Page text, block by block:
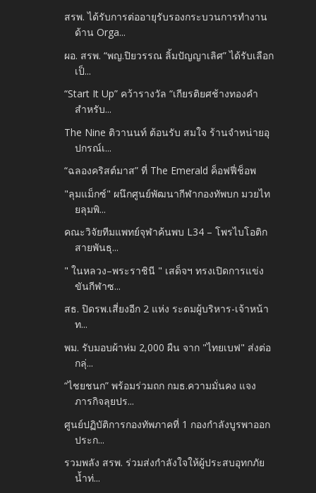
สรพ. ได้รับการต่ออายุรับรองกระบวนการทำงาน
ด้าน Orga...
ผอ. สรพ. “พญ.ปิยวรรณ ลิ้มปัญญาเลิศ” ได้รับเลือก
เป็...
“Start It Up” คว้ารางวัล “เกียรติยศช้างทองคำ
สำหรับ...
The Nine ติวานนท์ ต้อนรับ สมใจ ร้านจำหน่ายอุ
ปกรณ์เ...
“ฉลองคริสต์มาส” ที่ The Emerald ค็อฟฟี่ช็อพ
"ลุมแม็กซ์" ผนึกศูนย์พัฒนากีฬากองทัพบก มวยไท
ยลุมพิ...
คณะวิจัยทีมแพทย์จุฬาค้นพบ L34 – โพรไบโอติก
สายพันธุ...
" ในหลวง–พระราชินี " เสด็จฯ ทรงเปิดการแข่ง
ขันกีฬาซ...
สธ. ปิดรพ.เสี่ยงอีก 2 แห่ง ระดมผู้บริหาร-เจ้าหน้า
ท...
พม. รับมอบผ้าห่ม 2,000 ผืน จาก "ไทยเบฟ" ส่งต่อ
กลุ่...
“ไชยชนก” พร้อมร่วมถก กมธ.ความมั่นคง แจง
ภารกิจลุยปร...
ศูนย์ปฏิบัติการกองทัพภาคที่ 1 กองกำลังบูรพาออก
ประก...
รวมพลัง สรพ. ร่วมส่งกำลังใจให้ผู้ประสบอุทกภัย
น้ำท่...